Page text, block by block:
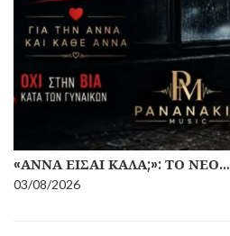
«ΆΝΝΑ ΕΊΣΑΙ ΚΑΛΆ;»: ΤΟ ΝΈΟ…
03/08/2026